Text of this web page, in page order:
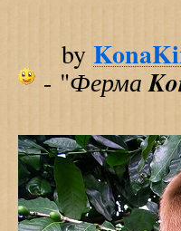
by
- "Ферма